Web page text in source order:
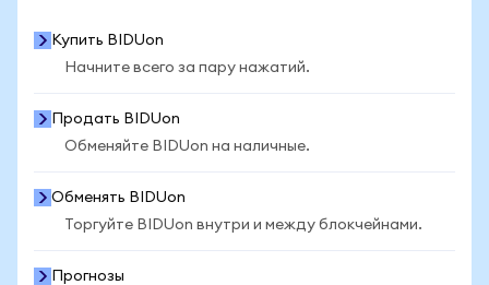
Купить BIDUon
Начните всего за пару нажатий.
Продать BIDUon
Обменяйте BIDUon на наличные.
Обменять BIDUon
Торгуйте BIDUon внутри и между блокчейнами.
Прогнозы